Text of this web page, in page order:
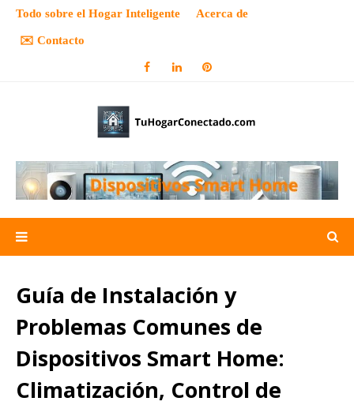
Todo sobre el Hogar Inteligente Acerca de
✉️ Contacto
Guía de Instalación y
Problemas Comunes de
Dispositivos Smart Home:
Climatización, Control de